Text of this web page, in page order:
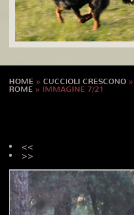
HOME » CUCCIOLI CRESCONO »
ROME » IMMAGINE 7/21
<<
>>